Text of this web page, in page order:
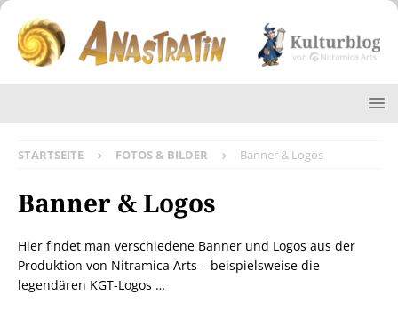
STARTSEITE FOTOS & BILDER Banner & Logos
Banner & Logos
Hier findet man verschiedene Banner und Logos aus der
Produktion von Nitramica Arts – beispielsweise die
legendären KGT-Logos …